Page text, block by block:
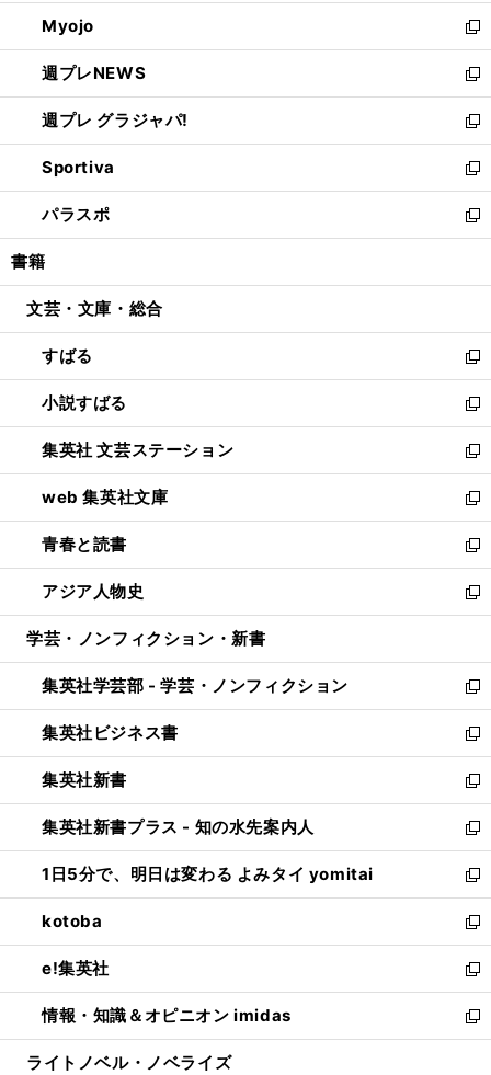
く
で
開
く
ン
ド
ウ
で
開
く
ウ
ィ
ン
ド
ウ
で
開
く
Myojo
新
し
い
ウ
ィ
ン
ド
ウ
で
開
週プレNEWS
新
し
い
ウ
ィ
ン
ド
ウ
開
週プレ グラジャパ!
新
し
い
ウ
ィ
ン
ウ
開
く
Sportiva
新
し
い
ウ
ン
ウ
で
開
く
パラスポ
新
し
ウ
ン
ド
ウ
で
開
く
書籍
文芸・文庫・総合
すばる
新
し
い
ウ
ィ
ン
ド
ウ
で
開
く
小説すばる
新
し
い
ウ
ィ
ン
ド
ウ
で
開
集英社 文芸ステーション
新
し
い
ウ
ィ
ン
ド
ウ
開
く
web 集英社文庫
新
し
い
ウ
ィ
ン
ウ
で
開
く
青春と読書
新
し
い
ウ
ン
ド
ウ
で
開
く
アジア人物史
新
し
ウ
ィ
ン
ド
ウ
で
開
く
学芸・ノンフィクション・新書
集英社学芸部 - 学芸・ノンフィクション
新
し
い
ウ
ィ
ン
ド
ウ
で
開
く
集英社ビジネス書
新
し
い
ウ
ィ
ン
ド
ウ
で
開
く
集英社新書
新
し
い
ウ
ィ
ン
ド
ウ
で
開
く
集英社新書プラス - 知の水先案内人
新
し
い
ウ
ィ
ン
ド
ウ
で
開
1日5分で、明日は変わる よみタイ yomitai
新
し
い
ウ
ィ
ン
ド
ウ
kotoba
新
し
い
ウ
ィ
ン
e!集英社
新
し
い
ウ
情報・知識＆オピニオン imidas
新
し
ライトノベル・ノベライズ